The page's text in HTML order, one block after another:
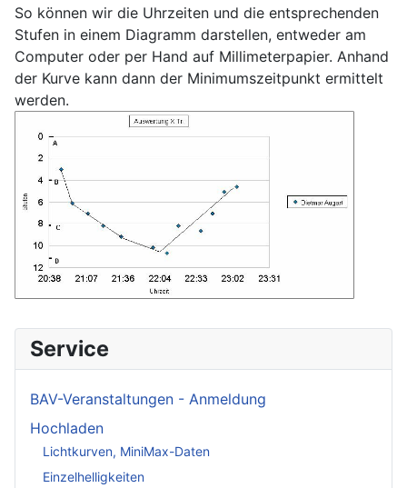
So können wir die Uhrzeiten und die entsprechenden
Stufen in einem Diagramm darstellen, entweder am
Computer oder per Hand auf Millimeterpapier. Anhand
der Kurve kann dann der Minimumszeitpunkt ermittelt
werden.
Service
BAV-Veranstaltungen - Anmeldung
Hochladen
Lichtkurven, MiniMax-Daten
Einzelhelligkeiten